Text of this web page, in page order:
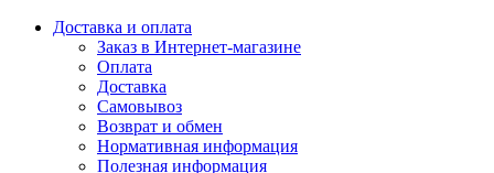
Доставка и оплата
Заказ в Интернет-магазине
Оплата
Доставка
Самовывоз
Возврат и обмен
Нормативная информация
Полезная информация